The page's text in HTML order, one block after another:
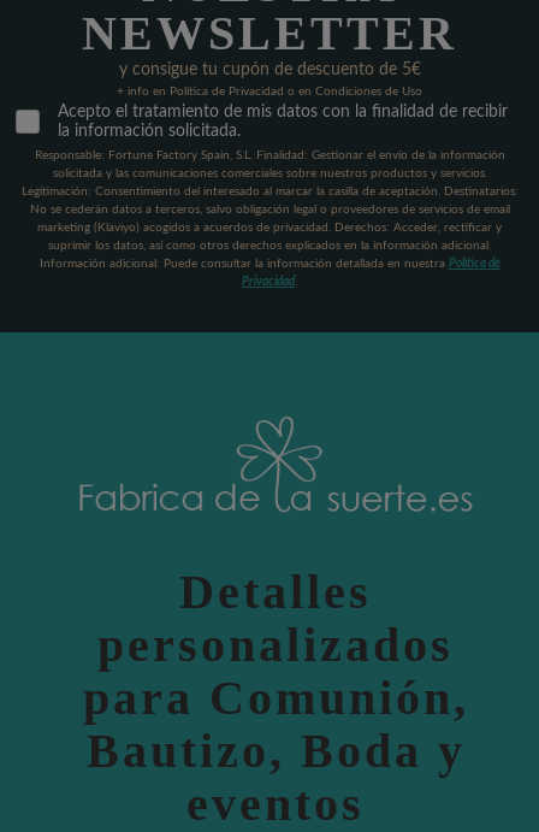
NEWSLETTER
y consigue tu cupón de descuento de 5€
+ info en Política de Privacidad o en Condiciones de Uso
Acepto el tratamiento de mis datos con la finalidad de recibir
la información solicitada.
Responsable: Fortune Factory Spain, S.L. Finalidad: Gestionar el envío de la información
solicitada y las comunicaciones comerciales sobre nuestros productos y servicios.
Legitimación: Consentimiento del interesado al marcar la casilla de aceptación. Destinatarios:
No se cederán datos a terceros, salvo obligación legal o proveedores de servicios de email
marketing (Klaviyo) acogidos a acuerdos de privacidad. Derechos: Acceder, rectificar y
suprimir los datos, así como otros derechos explicados en la información adicional.
Información adicional: Puede consultar la información detallada en nuestra Política de
Privacidad.
Detalles
personalizados
para Comunión,
Bautizo, Boda y
eventos